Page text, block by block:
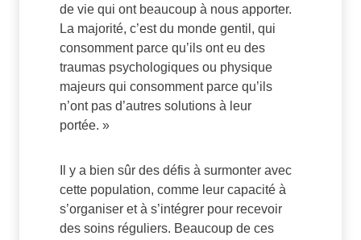
de vie qui ont beaucoup à nous apporter.
La majorité, c’est du monde gentil, qui
consomment parce qu’ils ont eu des
traumas psychologiques ou physique
majeurs qui consomment parce qu’ils
n’ont pas d’autres solutions à leur
portée. »
Il y a bien sûr des défis à surmonter avec
cette population, comme leur capacité à
s’organiser et à s’intégrer pour recevoir
des soins réguliers. Beaucoup de ces